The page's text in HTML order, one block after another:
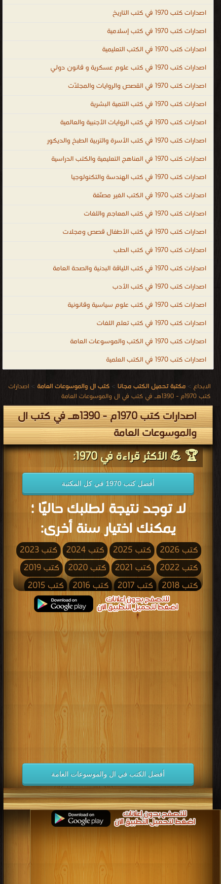
صوتية ، كتب اون لاين ، كتب عامة للتحميل ، كتب عامة للقراءة ، كتب
عامة مجانية ، كتب اسلامية عامة ، كتب ثقافية عامة ، كتب عامة فى
الطبخ ، كتب عامة فى التاريخ ، كتب عامة فى الشعر ، ال والموسوعات
اصدارات كتب 1970 في كتب التاريخ
اصدارات كتب 1970 في كتب إسلامية
اصدارات كتب 1970 في الكتب التعليمية
اصدارات كتب 1970 في كتب علوم عسكرية و قانون دولي
اصدارات كتب 1970 في القصص والروايات والمجلّات
اصدارات كتب 1970 في كتب التنمية البشرية
اصدارات كتب 1970 في كتب الروايات الأجنبية والعالمية
اصدارات كتب 1970 في كتب الأسرة والتربية الطبخ والديكور
اصدارات كتب 1970 في المناهج التعليمية والكتب الدراسية
اصدارات كتب 1970 في كتب الهندسة والتكنولوجيا
اصدارات كتب 1970 في الكتب الغير مصنّفة
اصدارات كتب 1970 في كتب المعاجم واللغات
اصدارات كتب 1970 في كتب الأطفال قصص ومجلات
اصدارات كتب 1970 في كتب الطب
اصدارات كتب 1970 في كتب اللياقة البدنية والصحة العامة
اصدارات كتب 1970 في كتب الأدب
اصدارات كتب 1970 في كتب علوم سياسية وقانونية
اصدارات كتب 1970 في كتب تعلم اللغات
اصدارات كتب 1970 في الكتب والموسوعات العامة
اصدارات كتب 1970 في الكتب العلمية
الابداع > مكتبة تحميل الكتب مجانا > كتب ال والموسوعات العامة > اصدارات
كتب 1970م - 1390هـ في كتب في ال والموسوعات العامة
اصدارات كتب 1970م - 1390هـ في كتب ال
والموسوعات العامة
🏆 💪 الأكثر قراءة في 1970:
أفضل كتب 1970 في كل المكتبة
لا توجد نتيجة لطلبك حاليًا ؛
يمكنك اختيار سنة أخرى:
كتب 2026 كتب 2025 كتب 2024
كتب 2023
كتب 2022
كتب 2021 كتب 2020
كتب 2019
كتب 2018
كتب 2017 كتب 2016
كتب 2015
كتب 2013 كتب 2012
كتب 2011
كتب 2009 كتب 2008
كتب 2006
كتب 2005 كتب 2004
كتب 2003
كتب 2000
كتب 1992
كتب 1991
كتب 1990
كتب 1989 كتب 1988
كتب 1987
كتب 1984
كتب 1983
كتب 1980
كتب 1979
كتب 1978
كتب 1977 كتب 1976
كتب 1975
كتب 1974
كتب 1973 كتب 1972
كتب 1971
كتب 1970
كتب 1969 كتب 1968
كتب 1967
كتب 1966
كتب 1965 كتب 1964
كتب 1963
كتب 1962
كتب 1961 كتب 1960
كتب 1959
كتب 1957
كتب 1952
كتب 1951
أفضل الكتب في ال والموسوعات العامة